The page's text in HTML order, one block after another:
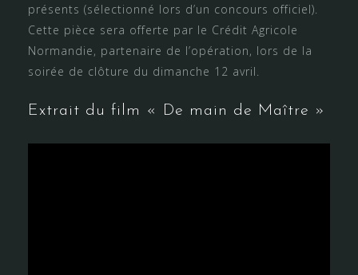
présents (sélectionné lors d’un concours officiel).
Cette pièce sera offerte par le Crédit Agricole
Normandie, partenaire de l’opération, lors de la
soirée de clôture du dimanche 12 avril.
Extrait du film « De main de Maître »